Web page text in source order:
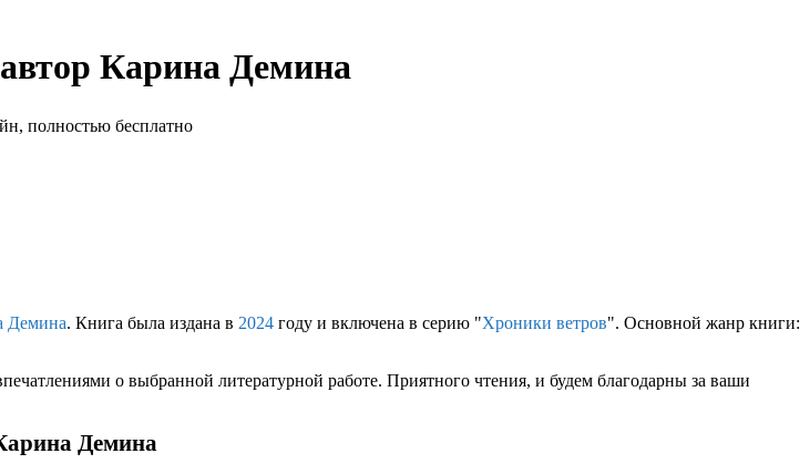
Карина Демина
Демина. Книга была издана в 2024 году и включена в серию "Хроники ветров". Основной жанр книги:
о выбранной литературной работе. Приятного чтения, и будем благодарны за ваши
Демина